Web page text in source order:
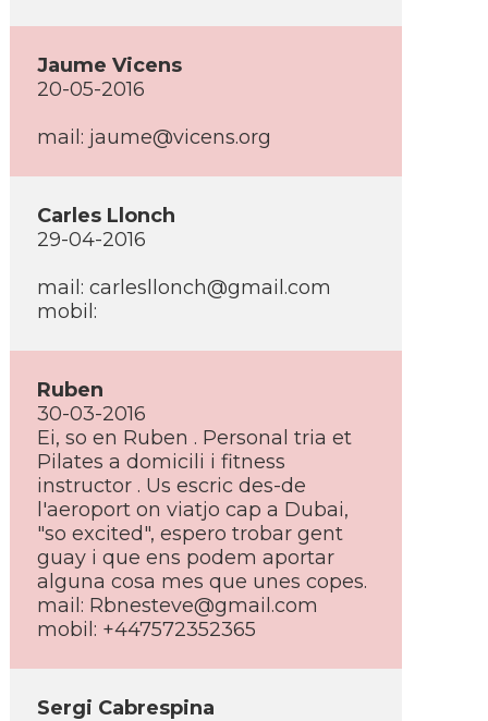
Jaume Vicens
20-05-2016
mail: jaume@vicens.org
Carles Llonch
29-04-2016
mail: carlesllonch@gmail.com
mobil:
Ruben
30-03-2016
Ei, so en Ruben . Personal tria et
Pilates a domicili i fitness
instructor . Us escric des-de
l'aeroport on viatjo cap a Dubai,
"so excited", espero trobar gent
guay i que ens podem aportar
alguna cosa mes que unes copes.
mail: Rbnesteve@gmail.com
mobil: +447572352365
Sergi Cabrespina